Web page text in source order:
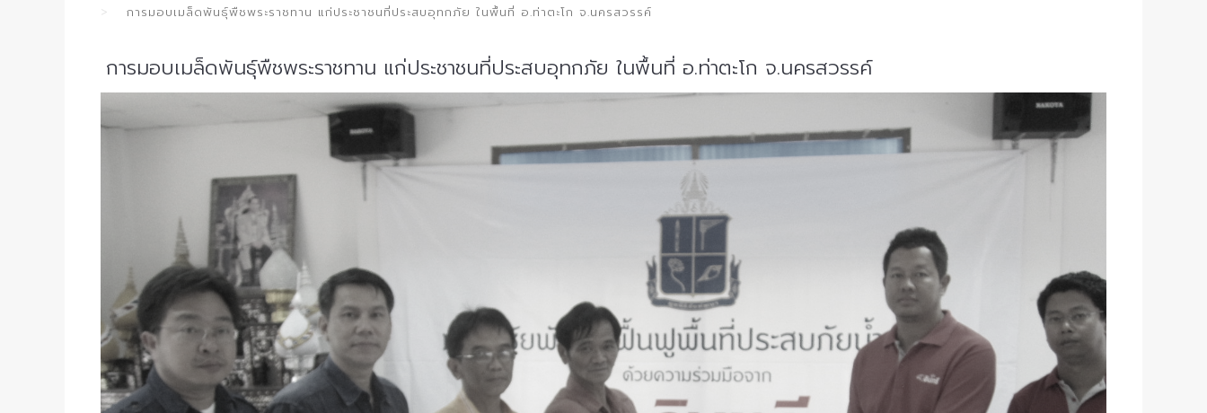
การมอบเมล็ดพันธุ์พืชพระราชทาน แก่ประชาชนที่ประสบอุทกภัย ในพื้นที่ อ.ท่าตะโก จ.นครสวรรค์
การมอบเมล็ดพันธุ์พืชพระราชทาน แก่ประชาชนที่ประสบอุทกภัย ในพื้นที่ อ.ท่าตะโก จ.นครสวรรค์